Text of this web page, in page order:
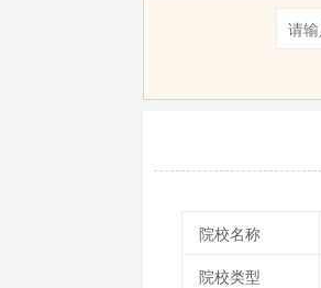
院校名称
院校类型